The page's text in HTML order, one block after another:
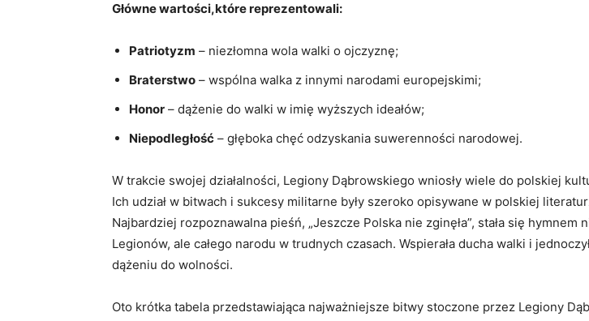
Główne wartości,które reprezentowali:
Patriotyzm – niezłomna wola walki o ojczyznę;
Braterstwo – wspólna walka z innymi narodami europejskimi;
Honor – dążenie do walki w imię wyższych ideałów;
Niepodległość – głęboka chęć odzyskania suwerenności narodowej.
W trakcie swojej działalności, Legiony Dąbrowskiego wniosły wiele do polskiej
Ich udział w bitwach i sukcesy militarne były szeroko opisywane w polskiej
Najbardziej rozpoznawalna pieśń, „Jeszcze Polska nie zginęła”, stała się hymnem
Legionów, ale całego narodu w trudnych czasach. Wspierała ducha walki i
dążeniu do wolności.
Oto krótka tabela przedstawiająca najważniejsze bitwy stoczone przez Legiony